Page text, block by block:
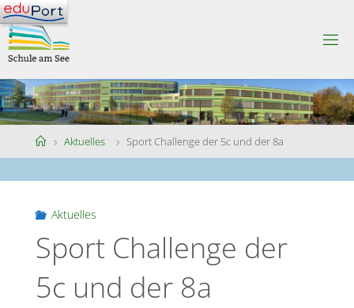
Skip
to
content
CHU
LEA
MS
EE
HomeAktuelles Sport Challenge der 5c und der 8a
Aktuelles
Sport Challenge der
5c und der 8a